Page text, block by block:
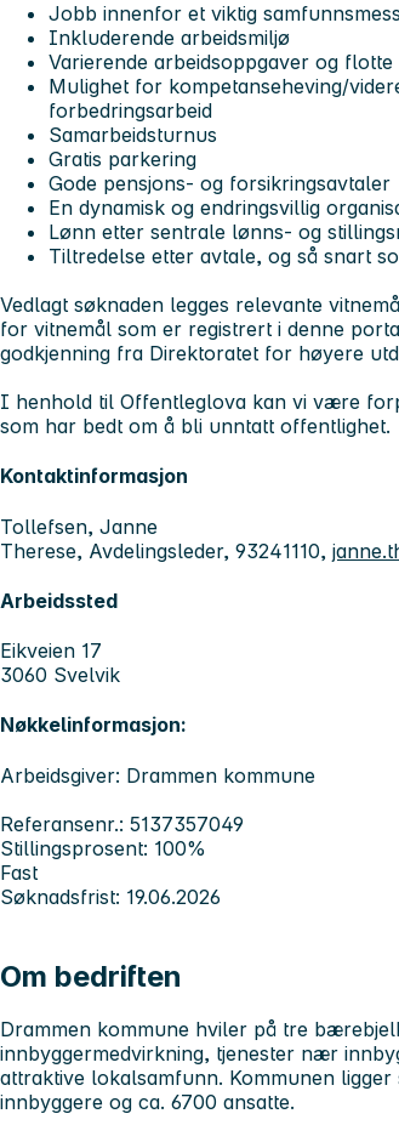
Jobb innenfor et viktig
Inkluderende arbeidsmiljø
Varierende arbeidsoppgaver og
Mulighet for kompetanseheving/
forbedringsarbeid
Samarbeidsturnus
Gratis parkering
Gode pensjons- og forsikringsavtaler
En dynamisk og endringsvillig
Lønn etter sentrale lønns- og
Tiltredelse etter avtale, og så snart
Vedlagt søknaden legges relevante
for vitnemål som er registrert i denne
godkjenning fra Direktoratet for høyere
I henhold til Offentleglova kan vi være
som har bedt om å bli unntatt offentlighet.
Kontaktinformasjon
Tollefsen, Janne
Therese, Avdelingsleder, 93241110,
Arbeidssted
Eikveien 17
3060 Svelvik
Nøkkelinformasjon:
Arbeidsgiver: Drammen kommune
Referansenr.: 5137357049
Stillingsprosent: 100%
Fast
Søknadsfrist: 19.06.2026
Om bedriften
Drammen kommune hviler på tre
innbyggermedvirkning, tjenester nær
attraktive lokalsamfunn. Kommunen
innbyggere og ca. 6700 ansatte.